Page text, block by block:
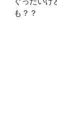
も？？